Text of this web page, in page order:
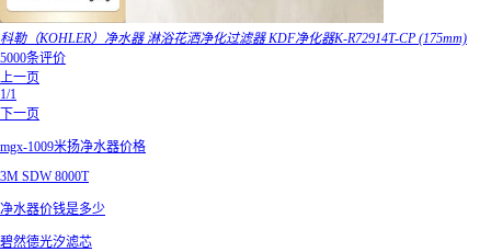
科勒（KOHLER）净水器 淋浴花洒净化过滤器 KDF净化器K-R72914T-CP (175mm)
5000条评价
上一页
1/1
下一页
mgx-1009米扬净水器价格
3M SDW 8000T
净水器价钱是多少
碧然德光汐滤芯